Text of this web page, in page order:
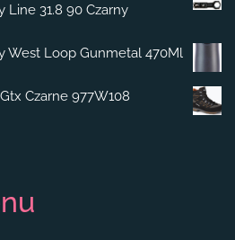
Line 31.8 90 Czarny
West Loop Gunmetal 470Ml
Czarne 977W108